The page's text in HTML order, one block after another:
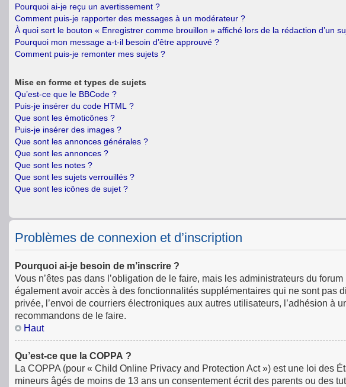
Pourquoi ai-je reçu un avertissement ?
Comment puis-je rapporter des messages à un modérateur ?
À quoi sert le bouton « Enregistrer comme brouillon » affiché lors de la rédaction d’un
Pourquoi mon message a-t-il besoin d’être approuvé ?
Comment puis-je remonter mes sujets ?
Mise en forme et types de sujets
Qu’est-ce que le BBCode ?
Puis-je insérer du code HTML ?
Que sont les émoticônes ?
Puis-je insérer des images ?
Que sont les annonces générales ?
Que sont les annonces ?
Que sont les notes ?
Que sont les sujets verrouillés ?
Que sont les icônes de sujet ?
Problèmes de connexion et d’inscription
Pourquoi ai-je besoin de m’inscrire ?
Vous n’êtes pas dans l’obligation de le faire, mais les administrateurs du
également avoir accès à des fonctionnalités supplémentaires qui ne sont pas
privée, l’envoi de courriers électroniques aux autres utilisateurs, l’adhésion à
recommandons de le faire.
Haut
Qu’est-ce que la COPPA ?
La COPPA (pour « Child Online Privacy and Protection Act ») est une loi des
mineurs âgés de moins de 13 ans un consentement écrit des parents ou des